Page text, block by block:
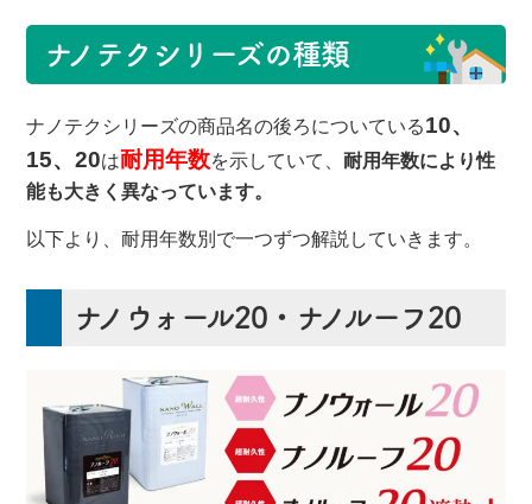
ナノテクシリーズの種類
ナノテクシリーズの商品名の後ろについている10、
15、20は耐用年数を示していて、耐用年数により性
能も大きく異なっています。
以下より、耐用年数別で一つずつ解説していきます。
ナノウォール20・ナノルーフ20